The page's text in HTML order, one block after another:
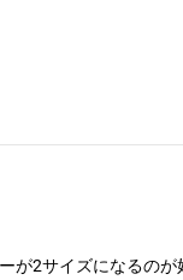
が2サイズになるのが